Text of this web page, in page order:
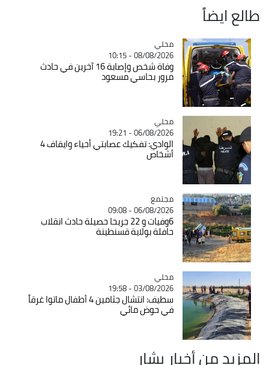
طالع ايضاً
Catégorie
محلي
08/08/2026 - 10:15
وفاة شخص وإصابة 16 آخرين في حادث
مرور بحاسي مسعود
Catégorie
محلي
06/08/2026 - 19:21
الوادي: تفكيك عصابتي أحياء وايقاف 4
أشخاص
Catégorie
مجتمع
06/08/2026 - 09:08
6وفيات و 22 جريحا حصيلة حادث انقلاب
حافلة بولاية قسنطينة
Catégorie
محلي
03/08/2026 - 19:58
سطيف: انتشال جثامين 4 أطفال ماتوا غرقاً
في حوض مائي
المزيد من أخبار بشار